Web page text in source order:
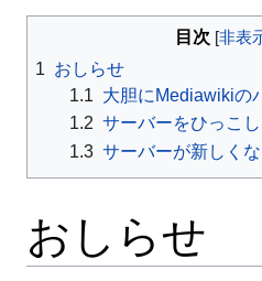
ビ
に
移
索
目次
1 おしらせ
1.1 大胆にMediawikiの
1.2 サーバーをひっこ
1.3 サーバーが新しく
おしらせ